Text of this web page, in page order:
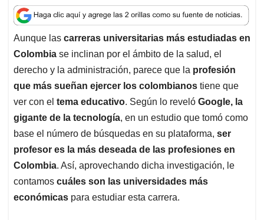
a
t
s
A
p
p
c
e
b
o
o
k
n
k
e
d
I
n
a
i
l
r
e
a
d
s
Aunque las carreras universitarias más estudiadas en
Colombia se inclinan por el ámbito de la salud, el
derecho y la administración, parece que la profesión
que más sueñan ejercer los colombianos tiene que
ver con el tema educativo. Según lo reveló Google, la
gigante de la tecnología, en un estudio que tomó como
base el número de búsquedas en su plataforma, ser
profesor es la más deseada de las profesiones en
Colombia. Así, aprovechando dicha investigación, le
contamos cuáles son las universidades más
económicas para estudiar esta carrera.